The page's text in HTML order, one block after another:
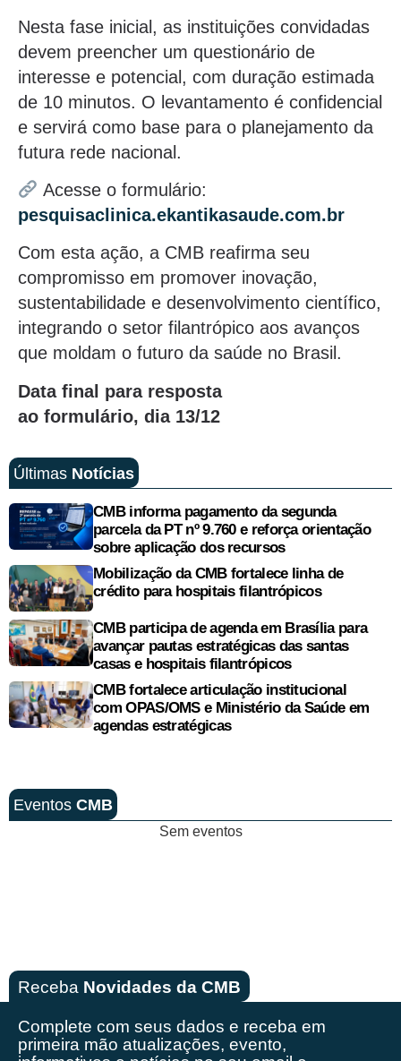
Nesta fase inicial, as instituições convidadas
devem preencher um questionário de
interesse e potencial, com duração estimada
de 10 minutos. O levantamento é confidencial
e servirá como base para o planejamento da
futura rede nacional.
Acesse o formulário:
pesquisaclinica.ekantikasaude.com.br
Com esta ação, a CMB reafirma seu
compromisso em promover inovação,
sustentabilidade e desenvolvimento científico,
integrando o setor filantrópico aos avanços
que moldam o futuro da saúde no Brasil.
Data final para resposta
ao formulário, dia 13/12
Últimas Notícias
CMB informa pagamento da segunda
parcela da PT nº 9.760 e reforça orientação
sobre aplicação dos recursos
Mobilização da CMB fortalece linha de
crédito para hospitais filantrópicos
CMB participa de agenda em Brasília para
avançar pautas estratégicas das santas
casas e hospitais filantrópicos
CMB fortalece articulação institucional
com OPAS/OMS e Ministério da Saúde em
agendas estratégicas
Eventos CMB
Sem eventos
Receba Novidades da CMB
Complete com seus dados e receba em
primeira mão atualizações, evento,